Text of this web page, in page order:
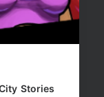
Stories